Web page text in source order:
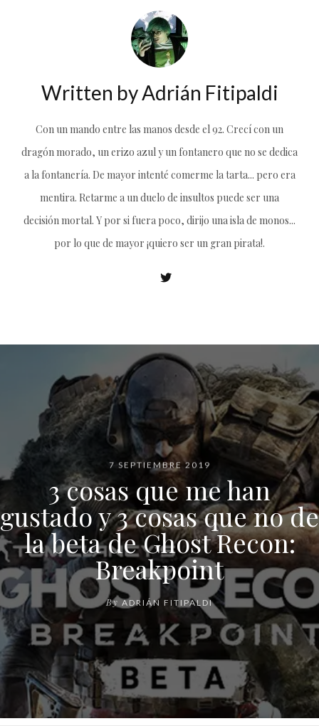
Written byAdrián Fitipaldi
Con un mando entre las manos desde el 92. Crecí con un
dragón morado, un erizo azul y un fontanero que no se dedica
a la fontanería. De mayor intenté comerme la tarta... pero era
mentira. Retarme a un duelo de insultos puede ser una
decisión mortal. Y por si fuera poco, dirijo una isla de monos...
por lo que de mayor ¡quiero ser un gran pirata!.
7 SEPTIEMBRE 2019
3 cosas que me han
gustado y 3 cosas que no de
la beta de Ghost Recon:
Breakpoint
By ADRIÁN FITIPALDI